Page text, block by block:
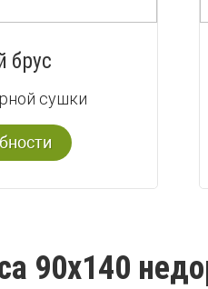
брус
сушки
90х140